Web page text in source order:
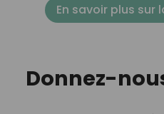
En savoir plus sur
Donnez-